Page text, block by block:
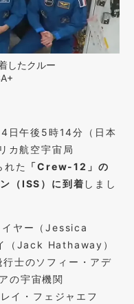
したクルー
日午後5時14分（日本
カ航空宇宙局
れた
「Crew-12」の
（ISS）に到着 しまし
イヤー（Jessica
（Jack Hathaway）
士のソフィー・アデ
の宇宙機関
イ・フェジャエフ